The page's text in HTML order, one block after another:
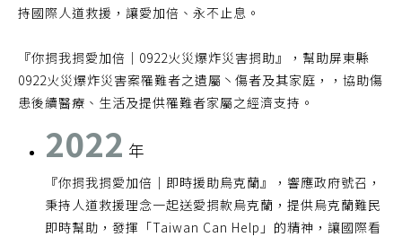
持國際人道救援，讓愛加倍、永不止息。
『你捐我捐愛加倍｜0922火災爆炸災害捐助』，幫助屏東縣
0922火災爆炸災害案罹難者之遺屬丶傷者及其家庭，，協助傷
患後續醫療、生活及提供罹難者家屬之經濟支持。
2022 年
『你捐我捐愛加倍｜即時援助烏克蘭』，響應政府號召，
秉持人道救援理念一起送愛捐款烏克蘭，提供烏克蘭難民
即時幫助，發揮「Taiwan Can Help」的精神，讓國際看